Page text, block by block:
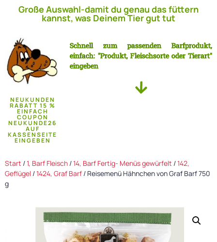
Große Auswahl-damit du genau das füttern
kannst, was Deinem Tier gut tut
NEUKUNDEN
RABATT 15 %
EINFACH
COUPON
NEUKUNDE26
AUF
KASSENSEITE
EINGEBEN
Schnell zum passenden Barfprodukt,
einfach: "Produkt, Fleischsorte oder Tierart"
eingeben
Start /1, Barf Fleisch /14, Barf Fertig- Menüs gewürfelt /142,
Geflügel /1424, Graf Barf / Reisemenü Hähnchen von Graf Barf 750
g